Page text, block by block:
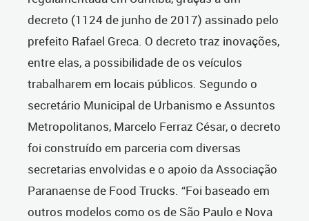
decreto (1124 de junho de 2017) assinado pelo
prefeito Rafael Greca. O decreto traz inovações,
entre elas, a possibilidade de os veículos
trabalharem em locais públicos. Segundo o
secretário Municipal de Urbanismo e Assuntos
Metropolitanos, Marcelo Ferraz César, o decreto
foi construído em parceria com diversas
secretarias envolvidas e o apoio da Associação
Paranaense de Food Trucks. “Foi baseado em
outros modelos como os de São Paulo e Nova